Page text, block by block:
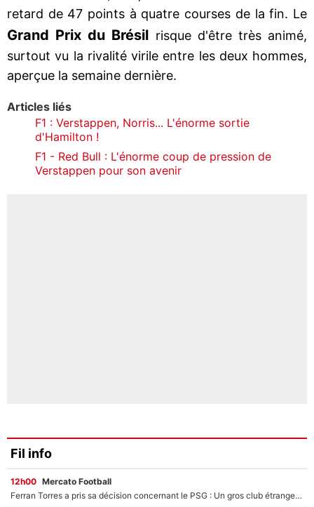
retard de 47 points à quatre courses de la fin. Le
Grand Prix du Brésil risque d'être très animé,
surtout vu la rivalité virile entre les deux hommes,
aperçue la semaine dernière.
Articles liés
F1 : Verstappen, Norris... L'énorme sortie
d'Hamilton !
F1 - Red Bull : L'énorme coup de pression de
Verstappen pour son avenir
Fil info
12h00 Mercato Football
Ferran Torres a pris sa décision concernant le PSG : Un gros club étranger prêt à relancer le feuilleton pour la signature du champion du monde 2026 !